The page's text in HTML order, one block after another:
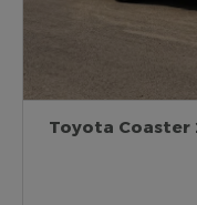
Toyota Coaster